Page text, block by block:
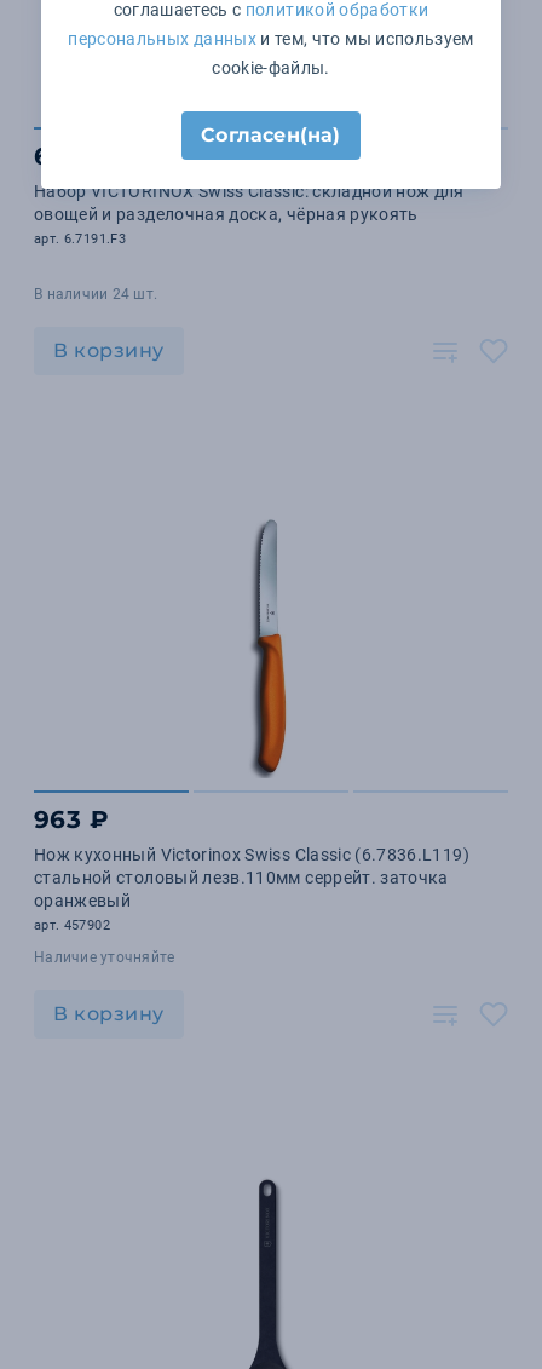
6 911 ₽
Набор VICTORINOX Swiss Classic: складной нож для
овощей и разделочная доска, чёрная рукоять
арт. 6.7191.F3
В наличии 24 шт.
В корзину
963 ₽
Нож кухонный Victorinox Swiss Classic (6.7836.L119)
стальной столовый лезв.110мм серрейт. заточка
оранжевый
арт. 457902
Наличие уточняйте
В корзину
соглашаетесь с политикой обработки
персональных данныхи тем, что мы используем
cookie-файлы.
Согласен(на)